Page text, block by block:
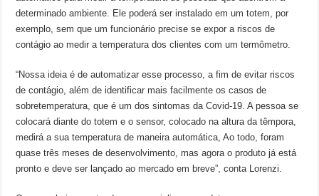
determinado ambiente. Ele poderá ser instalado em um totem, por
exemplo, sem que um funcionário precise se expor a riscos de
contágio ao medir a temperatura dos clientes com um termômetro.
“Nossa ideia é de automatizar esse processo, a fim de evitar riscos
de contágio, além de identificar mais facilmente os casos de
sobretemperatura, que é um dos sintomas da Covid-19. A pessoa se
colocará diante do totem e o sensor, colocado na altura da têmpora,
medirá a sua temperatura de maneira automática, Ao todo, foram
quase três meses de desenvolvimento, mas agora o produto já está
pronto e deve ser lançado ao mercado em breve”, conta Lorenzi.